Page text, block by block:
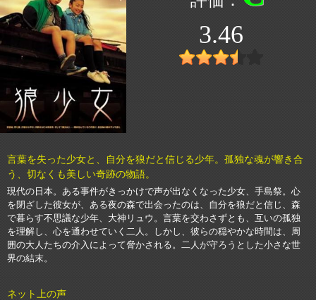
3.46
言葉を失った少女と、自分を狼だと信じる少年。孤独な魂が響き合
う、切なくも美しい奇跡の物語。
現代の日本。ある事件がきっかけで声が出なくなった少女、手島祭。心
を閉ざした彼女が、ある夜の森で出会ったのは、自分を狼だと信じ、森
で暮らす不思議な少年、大神リュウ。言葉を交わさずとも、互いの孤独
を理解し、心を通わせていく二人。しかし、彼らの穏やかな時間は、周
囲の大人たちの介入によって脅かされる。二人が守ろうとした小さな世
界の結末。
ネット上の声